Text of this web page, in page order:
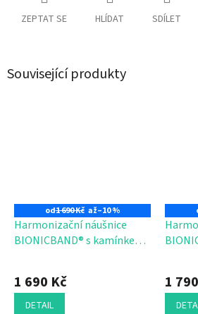
ZEPTAT SE HLÍDAT SDÍLET
Související produkty
od1 690 Kč až–10 %
Harmonizační náušnice
BIONICBAND® s kamínkem
1 690 Kč
DETAIL
1